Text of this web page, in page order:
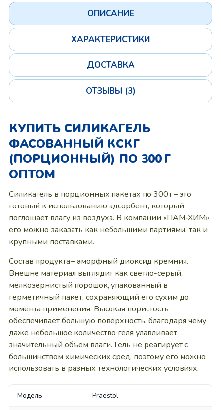
ОПИСАНИЕ
ХАРАКТЕРИСТИКИ
ДОСТАВКА
ОТЗЫВЫ (3)
КУПИТЬ СИЛИКАГЕЛЬ
ФАСОВАННЫЙ КСКГ
(ПОРЦИОННЫЙ) ПО 300 Г
ОПТОМ
Силикагель в порционных пакетах по 300 г – это
готовый к использованию адсорбент, который
поглощает влагу из воздуха. В компании «ПАМ‑ХИМ»
его можно заказать как небольшими партиями, так и
крупными поставками.
Состав продукта – аморфный диоксид кремния.
Внешне материал выглядит как светло-серый,
мелкозернистый порошок, упакованный в
герметичный пакет, сохраняющий его сухим до
момента применения. Высокая пористость
обеспечивает большую поверхность, благодаря чему
даже небольшое количество геля улавливает
значительный объём влаги. Гель не реагирует с
большинством химических сред, поэтому его можно
использовать в разных технологических условиях.
Модель Praestol